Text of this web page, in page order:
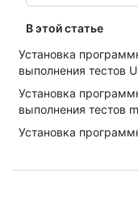
В этой статье
Установка
выполнения тестов
Установка
выполнения тестов
Установка